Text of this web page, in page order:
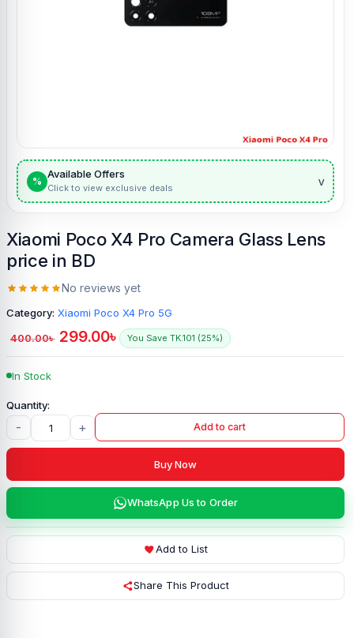
%
Available Offers
Click to view exclusive deals v
Xiaomi Poco X4 Pro Camera Glass Lens
price in BD
No reviews yet
Category: Xiaomi Poco X4 Pro 5G
400.00৳ 299.00৳ You Save TK.101 (25%)
In Stock
- + Add to cart
Buy Now
WhatsApp Us to Order
Add to List
Share This Product